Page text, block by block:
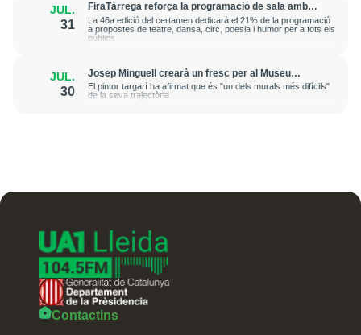
JUL.
31
FiraTàrrega reforça la programació de sala amb
una dotzena d'espectacles
La 46a edició del certamen dedicarà el 21% de la programació
a propostes de teatre, dansa, circ, poesia i humor per a tots els
públics
JUL.
30
Josep Minguell crearà un fresc per al Museu
Benozzo Gozzoli a la Toscana
El pintor targarí ha afirmat que és "un dels murals més difícils"
de la seva trajectòria
Contactins